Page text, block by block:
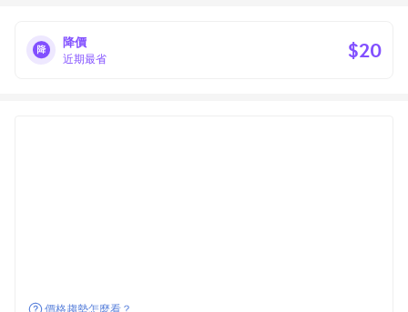
降價
近期最省 $20
價格趨勢怎麼看？